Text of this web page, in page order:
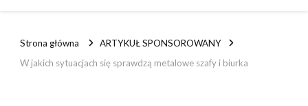
Strona główna
ARTYKUŁ SPONSOROWANY
W jakich sytuacjach się sprawdzą metalowe szafy i biurka